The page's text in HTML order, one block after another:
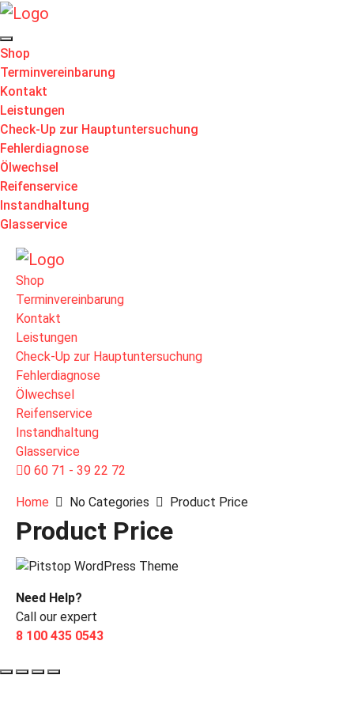
Shop
Terminvereinbarung
Kontakt
Leistungen
Check-Up zur Hauptuntersuchung
Fehlerdiagnose
Ölwechsel
Reifenservice
Instandhaltung
Glasservice
Shop
Terminvereinbarung
Kontakt
Leistungen
Check-Up zur Hauptuntersuchung
Fehlerdiagnose
Ölwechsel
Reifenservice
Instandhaltung
Glasservice
0 60 71 - 39 22 72
Home No Categories Product Price
Product Price
Need Help?
Call our expert
8 100 435 0543